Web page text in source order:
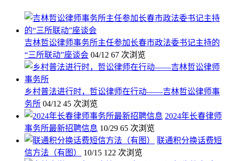
吉林哲讼律师事务所主任参加长春市政法委书记主持的
“三所联动”座谈会 04/12 67 次浏览
乡村普法进行时，哲讼律师在行动——吉林哲讼律师事
务所 04/12 45 次浏览
2024年长春律师
事务所最新招聘信息 10/29 65 次浏览
联通积分换话费短
信方法（有图）
10/15 122 次浏览